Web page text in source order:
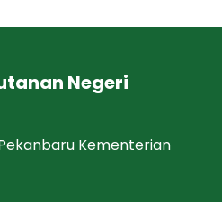
Negeri
Kementerian